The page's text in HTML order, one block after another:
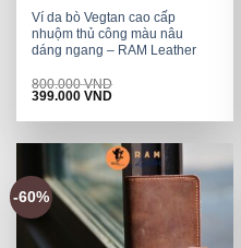
Ví da bò Vegtan cao cấp
nhuộm thủ công màu nâu
dáng ngang – RAM Leather
800.000VND
Original
was:
399.000VNDCurrent
is:
-60%